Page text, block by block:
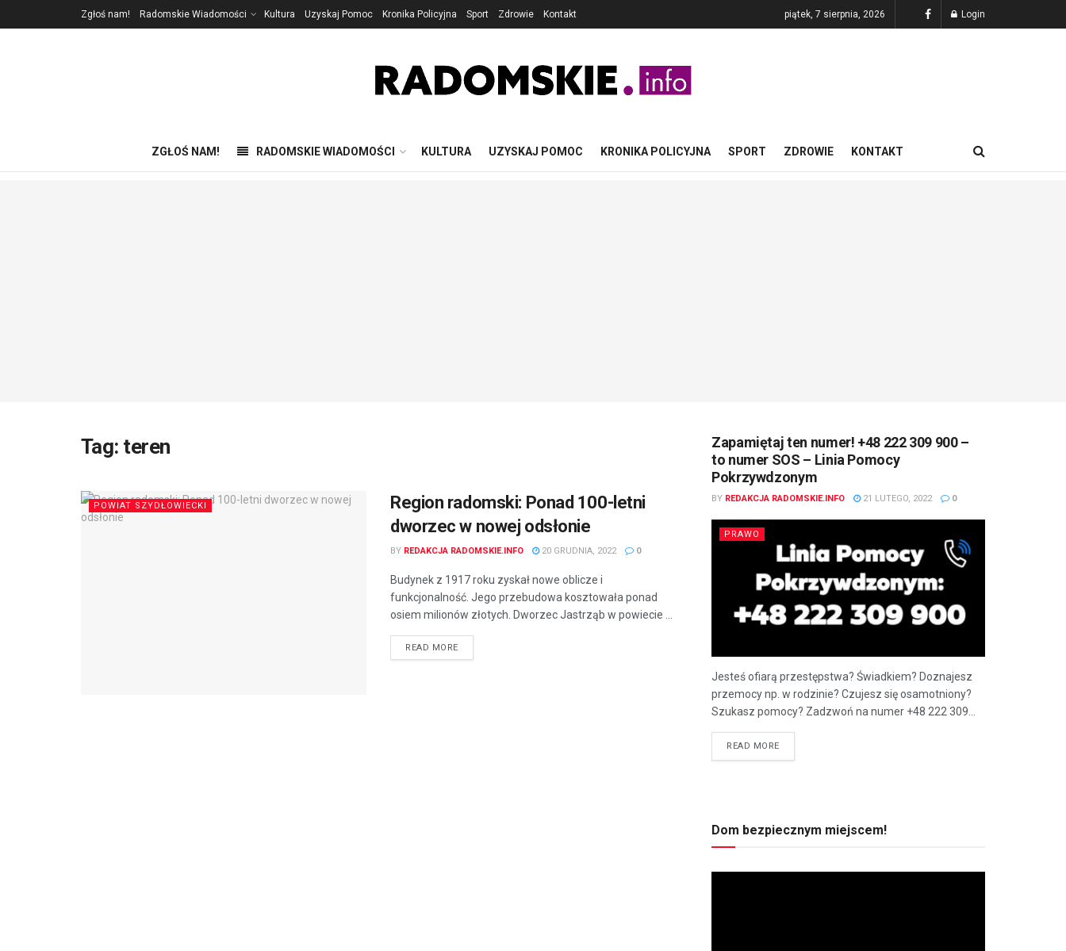
Zgłoś nam! Radomskie Wiadomości Kultura Uzyskaj Pomoc Kronika Policyjna Sport Zdrowie Kontakt piątek, 7 sierpnia, 2026 Login
ZGŁOŚ NAM! RADOMSKIE WIADOMOŚCI KULTURA UZYSKAJ POMOC KRONIKA POLICYJNA SPORT ZDROWIE KONTAKT
Tag: teren
POWIAT SZYDŁOWIECKI
Region radomski: Ponad 100-letni
dworzec w nowej odsłonie
BY REDAKCJA RADOMSKIE.INFO 20 GRUDNIA, 2022 0
Budynek z 1917 roku zyskał nowe oblicze i
funkcjonalność. Jego przebudowa kosztowała ponad
osiem milionów złotych. Dworzec Jastrząb w powiecie ...
READ MORE
Zapamiętaj ten numer! +48 222 309 900 –
to numer SOS – Linia Pomocy
Pokrzywdzonym
BY REDAKCJA RADOMSKIE.INFO 21 LUTEGO, 2022 0
PRAWO
Jesteś ofiarą przestępstwa? Świadkiem? Doznajesz
przemocy np. w rodzinie? Czujesz się osamotniony?
Szukasz pomocy? Zadzwoń na numer +48 222 309...
READ MORE
Dom bezpiecznym miejscem!